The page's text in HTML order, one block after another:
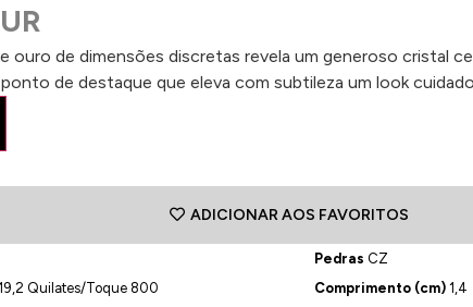
ouro de dimensões discretas revela um generoso cristal
ponto de destaque que eleva com subtileza um look
ADICIONAR AOS FAVORITOS
Quilates/Toque 800
Pedras CZ
Comprimento (cm)1,4